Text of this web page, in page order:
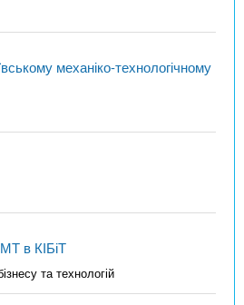
механіко-технологічному
в КІБіТ
та технологій